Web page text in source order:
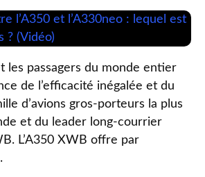
les passagers du monde entier
de l’efficacité inégalée et du
d’avions gros-porteurs la plus
et du leader long-courrier
L’A350 XWB offre par